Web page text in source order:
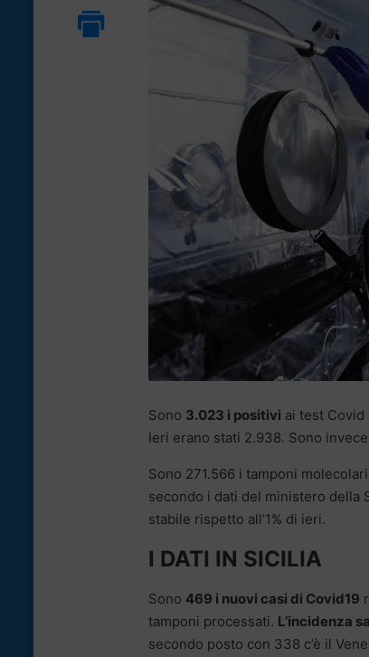
Sono 3.023 i positivi ai test
Ieri erano stati 2.938. Sono invece
Sono 271.566 i tamponi
secondo i dati del ministero della
stabile rispetto all’1% di ieri.
I DATI IN SICILIA
Sono 469 i nuovi casi di Covid19
tamponi processati. L’incidenza
secondo posto con 338 c’è il